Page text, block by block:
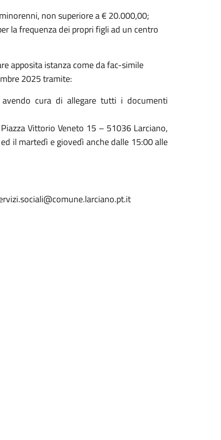
non superiore a € 20.000,00;
la frequenza dei propri figli ad un centro
apposita istanza come da fac-simile
2025 tramite:
avendo cura di allegare tutti i documenti
Vittorio Veneto 15 – 51036 Larciano,
il martedì e giovedì anche dalle 15:00 alle